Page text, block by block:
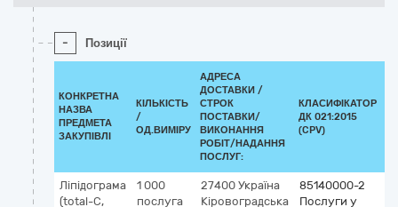
- Позиції
КОНКРЕТНА
НАЗВА
ПРЕДМЕТА
ЗАКУПІВЛІ
КІЛЬКІСТЬ
/
ОД.ВИМІРУ
АДРЕСА
ДОСТАВКИ /
СТРОК
ПОСТАВКИ/
ВИКОНАННЯ
РОБІТ/НАДАННЯ
ПОСЛУГ:
КЛАСИФІКАТОР
ДК 021:2015
(CPV)
Ліпідограма
(total-C,
1 000
послуга
27400 Україна
Кіровоградська
85140000-2
Послуги у